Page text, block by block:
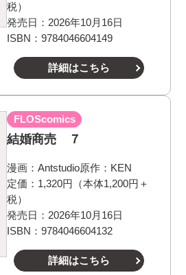
税）
発売日：2026年10月16日
ISBN：9784046604149
詳細はこちら
FLOScomics
結婚商売 ７
漫画： Antstudio原作： KEN
定価：1,320円（本体1,200円＋
税）
発売日：2026年10月16日
ISBN：9784046604132
詳細はこちら